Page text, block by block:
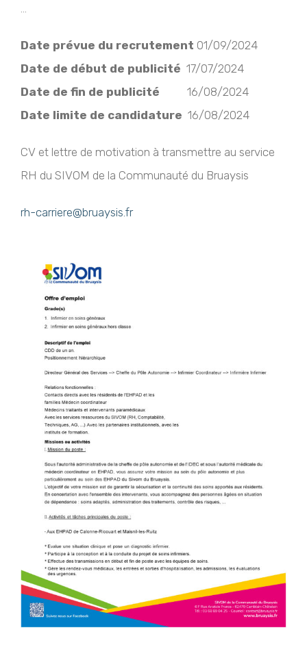
…
Date prévue du recrutement 01/09/2024
Date de début de publicité 17/07/2024
Date de fin de publicité 16/08/2024
Date limite de candidature 16/08/2024
CV et lettre de motivation à transmettre au service
RH du SIVOM de la Communauté du Bruaysis
rh-carriere@bruaysis.fr